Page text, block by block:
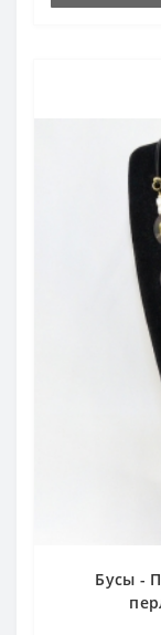
Бусы -